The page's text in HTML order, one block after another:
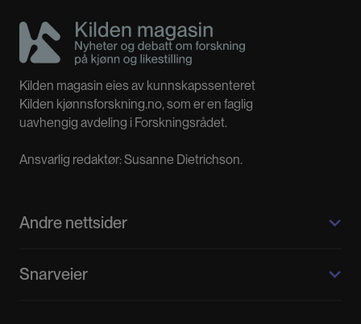
Kilden magasin eies av kunnskapssenteret
Kilden kjønnsforskning.no, som er en faglig
uavhengig avdeling i Forskningsrådet.
Ansvarlig redaktør: Susanne Dietrichson.
Andre nettsider
Kvinnehistorie.no
Snarveier